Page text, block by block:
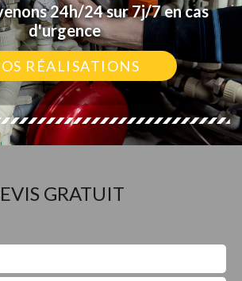
24h/24 sur 7j/7 en cas
d'urgence
RÉALISATIONS
GRATUIT